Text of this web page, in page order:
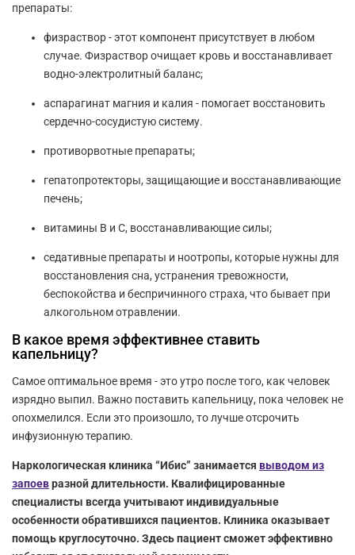
препараты:
физраствор - этот компонент присутствует в любом
случае. Физраствор очищает кровь и восстанавливает
водно-электролитный баланс;
аспарагинат магния и калия - помогает восстановить
сердечно-сосудистую систему.
противорвотные препараты;
гепатопротекторы, защищающие и восстанавливающие
печень;
витамины B и С, восстанавливающие силы;
седативные препараты и ноотропы, которые нужны для
восстановления сна, устранения тревожности,
беспокойства и беспричинного страха, что бывает при
алкогольном отравлении.
В какое время эффективнее ставить
капельницу?
Самое оптимальное время - это утро после того, как человек
изрядно выпил. Важно поставить капельницу, пока человек не
опохмелился. Если это произошло, то лучше отсрочить
инфузионную терапию.
Наркологическая клиника “Ибис” занимается выводом из
запоевразной длительности. Квалифицированные
специалисты всегда учитывают индивидуальные
особенности обратившихся пациентов. Клиника оказывает
помощь круглосуточно. Здесь пациент сможет эффективно